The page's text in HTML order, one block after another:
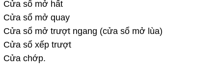
Cửa sổ mở hất
Cửa sổ mở quay
Cửa sổ mở trượt ngang (cửa sổ mở lùa)
Cửa sổ xếp trượt
Cửa chớp.